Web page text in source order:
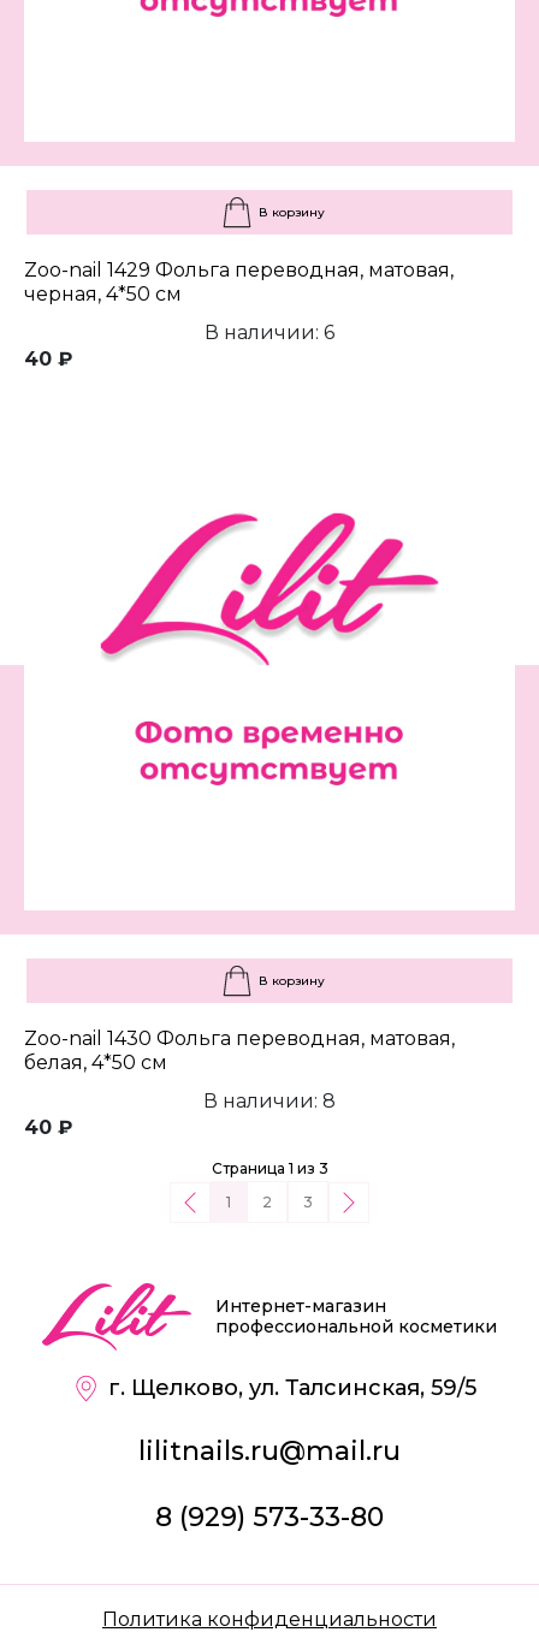
В корзину
Zoo-nail 1429 Фольга переводная, матовая,
черная, 4*50 см
В наличии: 6
40 ₽
В корзину
Zoo-nail 1430 Фольга переводная, матовая,
белая, 4*50 см
В наличии: 8
40 ₽
Страница 1 из 3
1
2 3
Интернет-магазин
профессиональной косметики
г. Щелково, ул. Талсинская, 59/5
lilitnails.ru@mail.ru
8 (929) 573-33-80
Политика конфиденциальности